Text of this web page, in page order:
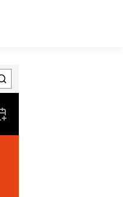
Lesezeichen entfernen
Kalender hinzufügen